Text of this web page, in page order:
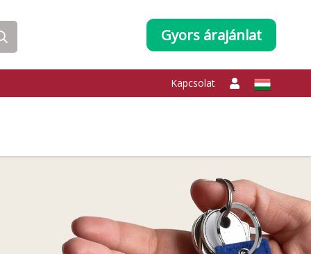
Gyors árajánlat
Kapcsolat